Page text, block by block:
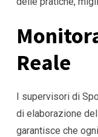
Reale
I supervisori di
di elaborazione
garantisce che